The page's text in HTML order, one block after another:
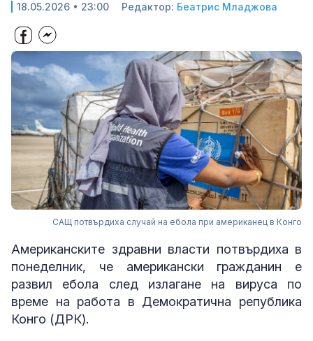
18.05.2026 • 23:00 Редактор: Беатрис Младжова
САЩ потвърдиха случай на ебола при американец в Конго
Американските здравни власти потвърдиха в
понеделник, че американски гражданин е
развил ебола след излагане на вируса по
време на работа в Демократична република
Конго (ДРК).